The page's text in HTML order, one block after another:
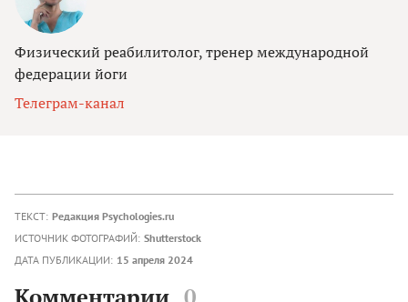
Физический реабилитолог, тренер международной
федерации йоги
Телеграм-канал
ТЕКСТ: Редакция Psychologies.ru
ИСТОЧНИК ФОТОГРАФИЙ: Shutterstock
ДАТА ПУБЛИКАЦИИ: 15 апреля 2024